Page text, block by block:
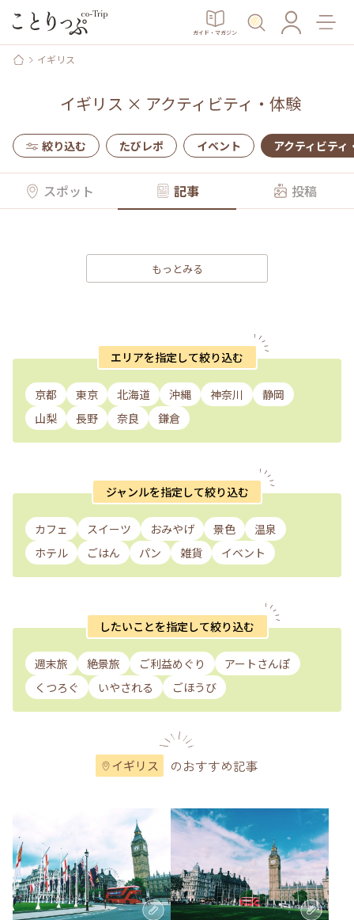
ガイド・マガジン
イギリス
イギリス × アクティビティ・体験
絞り込む たびレポ イベント アクティビティ
スポット 記事 投稿
もっとみる
エリアを指定して絞り込む
京都 東京 北海道 沖縄 神奈川
静岡
山梨
長野 奈良 鎌倉
ジャンルを指定して絞り込む
カフェ スイーツ おみやげ 景色
温泉
ホテル
ごはん パン 雑貨 イベント
したいことを指定して絞り込む
週末旅 絶景旅 ご利益めぐり
アートさんぽ
くつろぐ
いやされる ごほうび
イギリス のおすすめ記事